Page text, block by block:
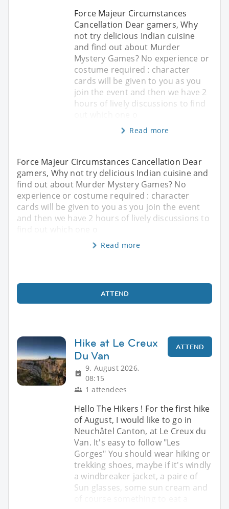
Force Majeur Circumstances
Cancellation Dear gamers, Why
not try delicious Indian cuisine
and find out about Murder
Mystery Games? No experience or
costume required : character
cards will be given to you as you
join the event and then we have 2
hours of lively discussions to find
Read more
Force Majeur Circumstances Cancellation Dear
gamers, Why not try delicious Indian cuisine and
find out about Murder Mystery Games? No
experience or costume required : character
cards will be given to you as you join the event
and then we have 2 hours of lively discussions to
find out which one o
Read more
ATTEND
Hike at Le Creux
Du Van
9. August 2026,
08:15
1 attendees
ATTEND
Hello The Hikers ! For the first hike
of August, I would like to go in
Neuchâtel Canton, at Le Creux du
Van. It's easy to follow "Les
Gorges" You should wear hiking or
trekking shoes, maybe if it's windly
a windbreaker jacket, a paire of
Sun glasses, some sun cream and